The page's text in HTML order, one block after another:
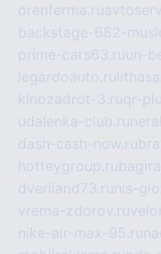
orenferma.ru
backstage-682-
prime-cars63.ruun-
legardoauto.ru
kinozadrot-3.ruqr-
udalenka-club.ru
dash-cash-now.ru
hotteygroup.ru
dveriland73.ru nis-
vrema-zdorov.ru
nike-air-max-95.ru